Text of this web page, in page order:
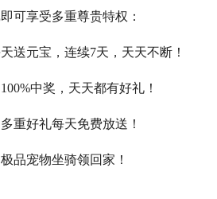
可享受多重尊贵特权：
送元宝，连续7天，天天不断！
中奖，天天都有好礼！
重好礼每天免费放送！
品宠物坐骑领回家！